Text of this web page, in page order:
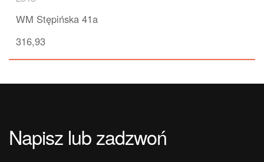
WM Stępińska 41a
316,93
Napisz lub zadzwoń